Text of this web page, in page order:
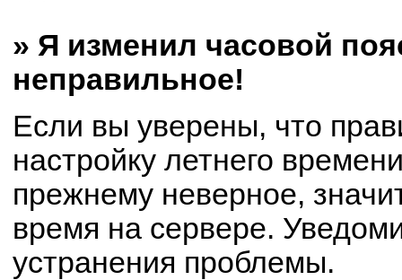
» Я изменил часовой
неправильное!
Если вы уверены, что
настройку летнего
прежнему неверное,
время на сервере.
устранения проблемы.